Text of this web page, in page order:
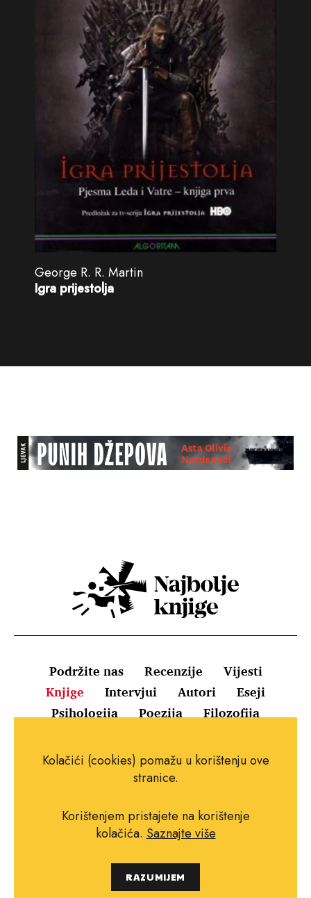
George R. R. Martin
Igra prijestolja
Podržite nas Recenzije
Vijesti
Knjige
Intervjui Autori
Eseji
Psihologija
Poezija Filozofija
Uvjeti korištenja
Pravila o kolačićima
Impressum
Copyright © 2010.-2021. najboljeknjige.com.
Kolačići (cookies) pomažu u korištenju ove
stranice.
Korištenjem pristajete na korištenje
kolačića. Saznajte više
RAZUMIJEM